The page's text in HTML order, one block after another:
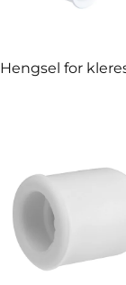
Hengsel for